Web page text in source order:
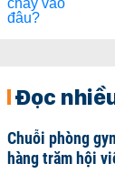
Đọc
Chuỗi phòng
hàng trăm hội